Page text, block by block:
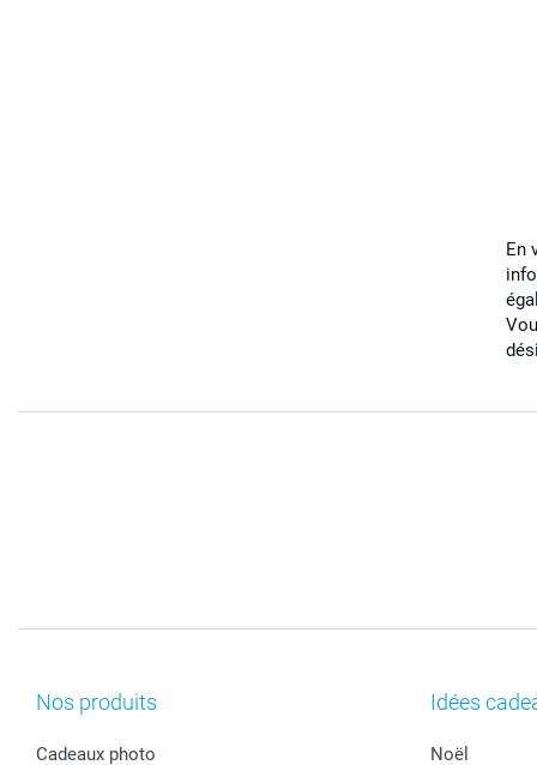
En
Nos produits
Cadeaux photo
Idées
Noël